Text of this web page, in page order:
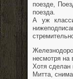
поезде,
поезда.
А уж
несмотря
Хотя сделан
Митта,